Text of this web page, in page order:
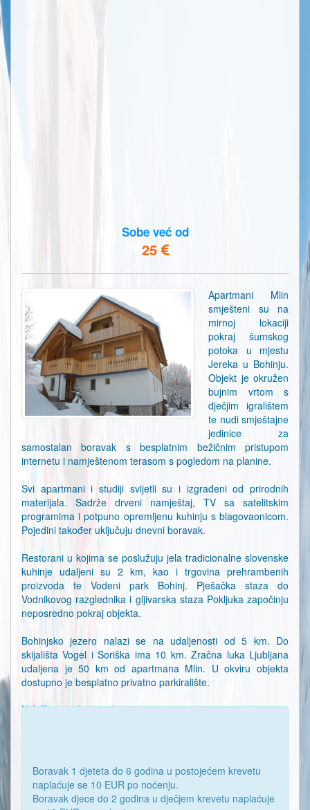
Sobe već od
25
Apartmani Mlin
smješteni su na
mirnoj lokaciji
pokraj šumskog
potoka u mjestu
Jereka u Bohinju.
Objekt je okružen
bujnim vrtom s
dječjim igralištem
te nudi smještajne
jedinice za
samostalan boravak s besplatnim bežičnim pristupom
internetu i namještenom terasom s pogledom na planine.
Svi apartmani i studiji svijetli su i izgrađeni od prirodnih
materijala. Sadrže drveni namještaj, TV sa satelitskim
programima i potpuno opremljenu kuhinju s blagovaonicom.
Pojedini također uključuju dnevni boravak.
Restorani u kojima se poslužuju jela tradicionalne slovenske
kuhinje udaljeni su 2 km, kao i trgovina prehrambenih
proizvoda te Vodeni park Bohinj. Pješačka staza do
Vodnikovog razglednika i gljivarska staza Pokljuka započinju
neposredno pokraj objekta.
Bohinjsko jezero nalazi se na udaljenosti od 5 km. Do
skijališta Vogel i Soriška ima 10 km. Zračna luka Ljubljana
udaljena je 50 km od apartmana Mlin. U okviru objekta
dostupno je besplatno privatno parkiralište.
Udaljenost (metara)
Boravak 1 djeteta do 6 godina u postojećem krevetu
naplaćuje se 10 EUR po noćenju.
Boravak djece do 2 godina u dječjem krevetu naplaćuje